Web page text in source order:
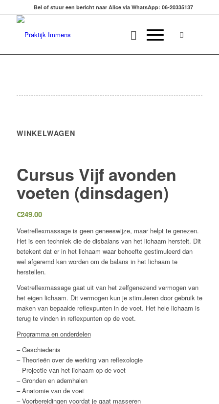
Bel of stuur een bericht naar Alice via WhatsApp: 06-20335137
WINKELWAGEN
Cursus Vijf avonden
voeten (dinsdagen)
€249.00
Voetreflexmassage is geen geneeswijze, maar helpt te genezen.
Het is een techniek die de disbalans van het lichaam herstelt. Dit
betekent dat er in het lichaam waar behoefte gestimuleerd dan
wel afgeremd kan worden om de balans in het lichaam te
herstellen.
Voetreflexmassage gaat uit van het zelfgenezend vermogen van
het eigen lichaam. Dit vermogen kun je stimuleren door gebruik te
maken van bepaalde reflexpunten in de voet. Het hele lichaam is
terug te vinden in reflexpunten op de voet.
Programma en onderdelen
– Geschiedenis
– Theorieën over de werking van reflexologie
– Projectie van het lichaam op de voet
– Gronden en ademhalen
– Anatomie van de voet
– Voorbereidingen voordat je gaat masseren